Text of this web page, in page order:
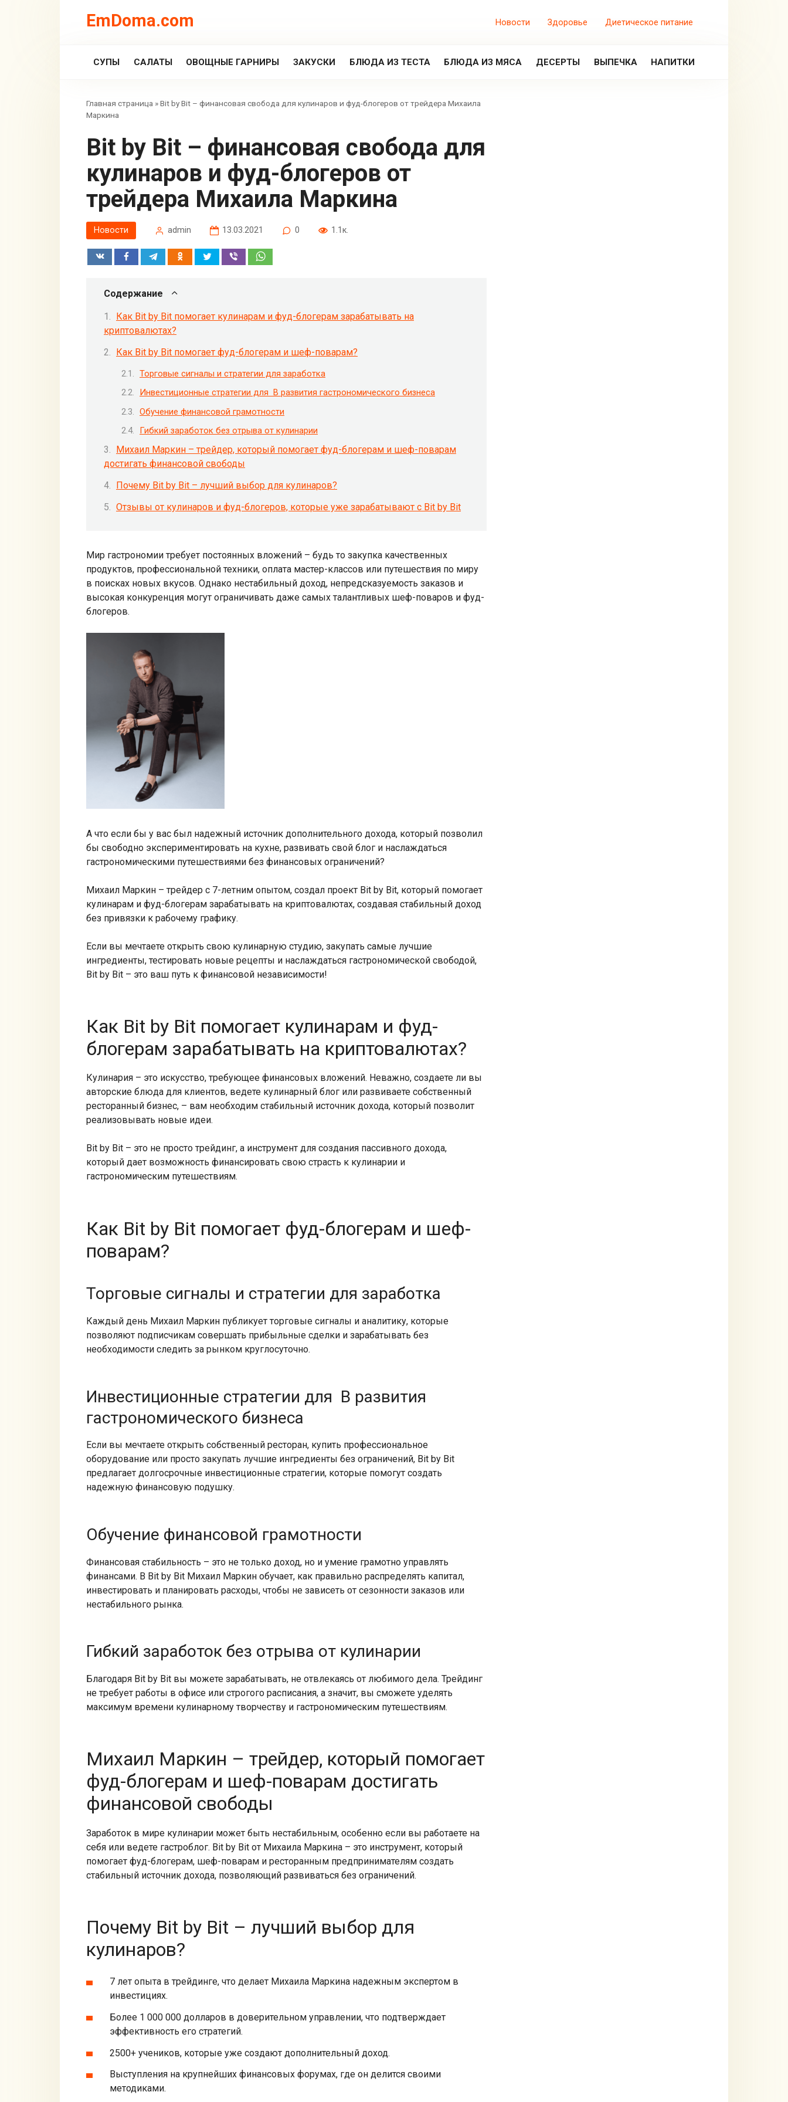
EmDoma.com Новости Здоровье Диетическое питание
СУПЫ САЛАТЫ ОВОЩНЫЕ ГАРНИРЫ ЗАКУСКИ БЛЮДА ИЗ ТЕСТА БЛЮДА ИЗ МЯСА ДЕСЕРТЫ ВЫПЕЧКА НАПИТКИ
Главная страница »Bit by Bit – финансовая свобода для кулинаров и фуд-блогеров от трейдера Михаила
Маркина
Bit by Bit – финансовая свобода для
кулинаров и фуд-блогеров от
трейдера Михаила Маркина
Новости admin 13.03.2021 0 1.1к.
Содержание
Как Bit by Bit помогает кулинарам и фуд-блогерам зарабатывать на
криптовалютах?
Как Bit by Bit помогает фуд-блогерам и шеф-поварам?
Торговые сигналы и стратегии для заработка
Инвестиционные стратегии для В развития гастрономического бизнеса
Обучение финансовой грамотности
Гибкий заработок без отрыва от кулинарии
Михаил Маркин – трейдер, который помогает фуд-блогерам и шеф-поварам
достигать финансовой свободы
Почему Bit by Bit – лучший выбор для кулинаров?
Отзывы от кулинаров и фуд-блогеров, которые уже зарабатывают с Bit by Bit
Мир гастрономии требует постоянных вложений – будь то закупка качественных
продуктов, профессиональной техники, оплата мастер-классов или путешествия по миру
в поисках новых вкусов. Однако нестабильный доход, непредсказуемость заказов и
высокая конкуренция могут ограничивать даже самых талантливых шеф-поваров и фуд-
блогеров.
А что если бы у вас был надежный источник дополнительного дохода, который позволил
бы свободно экспериментировать на кухне, развивать свой блог и наслаждаться
гастрономическими путешествиями без финансовых ограничений?
Михаил Маркин – трейдер с 7-летним опытом, создал проект Bit by Bit, который помогает
кулинарам и фуд-блогерам зарабатывать на криптовалютах, создавая стабильный доход
без привязки к рабочему графику.
Если вы мечтаете открыть свою кулинарную студию, закупать самые лучшие
ингредиенты, тестировать новые рецепты и наслаждаться гастрономической свободой,
Bit by Bit – это ваш путь к финансовой независимости!
Как Bit by Bit помогает кулинарам и фуд-
блогерам зарабатывать на криптовалютах?
Кулинария – это искусство, требующее финансовых вложений. Неважно, создаете ли вы
авторские блюда для клиентов, ведете кулинарный блог или развиваете собственный
ресторанный бизнес, – вам необходим стабильный источник дохода, который позволит
реализовывать новые идеи.
Bit by Bit – это не просто трейдинг, а инструмент для создания пассивного дохода,
который дает возможность финансировать свою страсть к кулинарии и
гастрономическим путешествиям.
Как Bit by Bit помогает фуд-блогерам и шеф-
поварам?
Торговые сигналы и стратегии для заработка
Каждый день Михаил Маркин публикует торговые сигналы и аналитику, которые
позволяют подписчикам совершать прибыльные сделки и зарабатывать без
необходимости следить за рынком круглосуточно.
Инвестиционные стратегии для В развития
гастрономического бизнеса
Если вы мечтаете открыть собственный ресторан, купить профессиональное
оборудование или просто закупать лучшие ингредиенты без ограничений, Bit by Bit
предлагает долгосрочные инвестиционные стратегии, которые помогут создать
надежную финансовую подушку.
Обучение финансовой грамотности
Финансовая стабильность – это не только доход, но и умение грамотно управлять
финансами. В Bit by Bit Михаил Маркин обучает, как правильно распределять капитал,
инвестировать и планировать расходы, чтобы не зависеть от сезонности заказов или
нестабильного рынка.
Гибкий заработок без отрыва от кулинарии
Благодаря Bit by Bit вы можете зарабатывать, не отвлекаясь от любимого дела. Трейдинг
не требует работы в офисе или строгого расписания, а значит, вы сможете уделять
максимум времени кулинарному творчеству и гастрономическим путешествиям.
Михаил Маркин – трейдер, который помогает
фуд-блогерам и шеф-поварам достигать
финансовой свободы
Заработок в мире кулинарии может быть нестабильным, особенно если вы работаете на
себя или ведете гастроблог. Bit by Bit от Михаила Маркина – это инструмент, который
помогает фуд-блогерам, шеф-поварам и ресторанным предпринимателям создать
стабильный источник дохода, позволяющий развиваться без ограничений.
Почему Bit by Bit – лучший выбор для
кулинаров?
7 лет опыта в трейдинге, что делает Михаила Маркина надежным экспертом в
инвестициях.
Более 1 000 000 долларов в доверительном управлении, что подтверждает
эффективность его стратегий.
2500+ учеников, которые уже создают дополнительный доход.
Выступления на крупнейших финансовых форумах, где он делится своими
методиками.